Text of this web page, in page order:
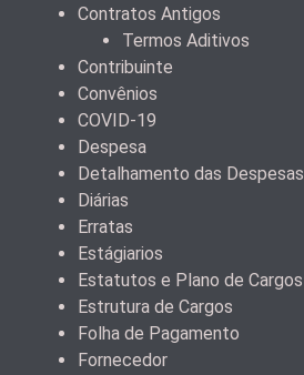
Contratos Antigos
Termos Aditivos
Contribuinte
Convênios
COVID-19
Despesa
Detalhamento das Despesas
Diárias
Erratas
Estágiarios
Estatutos e Plano de Cargos
Estrutura de Cargos
Folha de Pagamento
Fornecedor